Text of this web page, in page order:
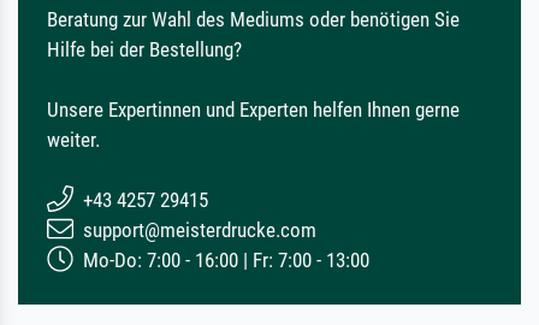
Beratung zur Wahl des Mediums oder benötigen Sie
Hilfe bei der Bestellung?
Unsere Expertinnen und Experten helfen Ihnen gerne
weiter.
+43 4257 29415
support@meisterdrucke.com
Mo-Do: 7:00 - 16:00 | Fr: 7:00 - 13:00